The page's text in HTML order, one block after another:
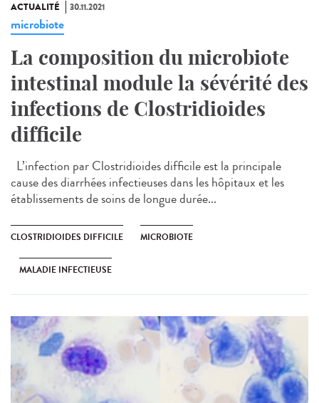
ACTUALITÉ 30.11.2021
microbiote
La composition du microbiote
intestinal module la sévérité des
infections de Clostridioides
difficile
L’infection par Clostridioides difficile est la principale
cause des diarrhées infectieuses dans les hôpitaux et les
établissements de soins de longue durée...
CLOSTRIDIOIDES DIFFICILE MICROBIOTE
MALADIE INFECTIEUSE